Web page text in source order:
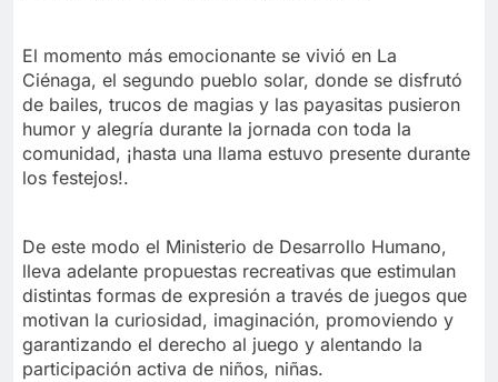
El momento más emocionante se vivió en La
Ciénaga, el segundo pueblo solar, donde se disfrutó
de bailes, trucos de magias y las payasitas pusieron
humor y alegría durante la jornada con toda la
comunidad, ¡hasta una llama estuvo presente durante
los festejos!.
De este modo el Ministerio de Desarrollo Humano,
lleva adelante propuestas recreativas que estimulan
distintas formas de expresión a través de juegos que
motivan la curiosidad, imaginación, promoviendo y
garantizando el derecho al juego y alentando la
participación activa de niños, niñas.